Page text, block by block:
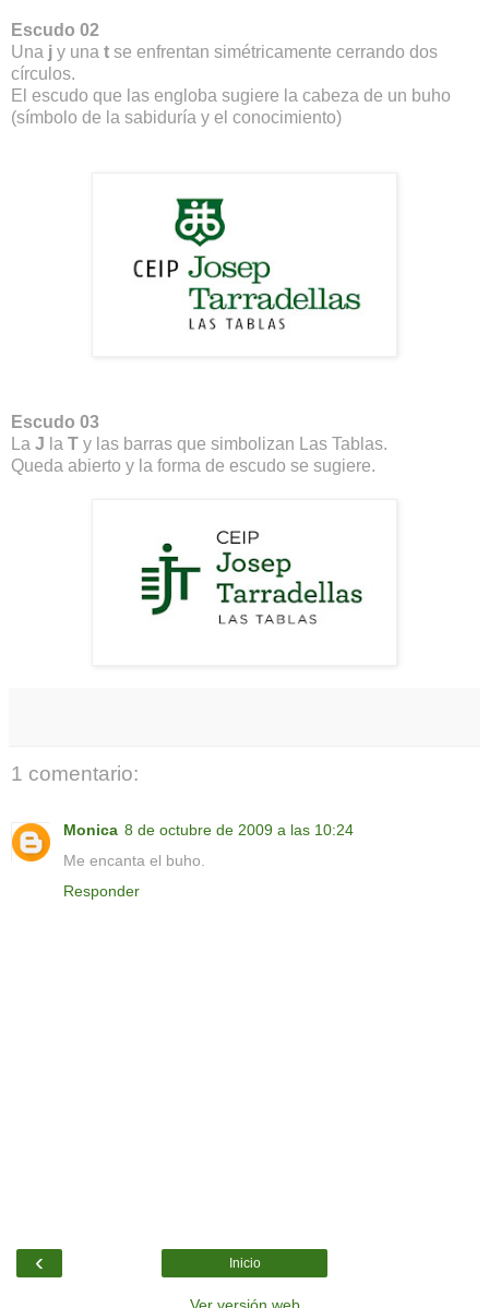
Escudo 02
Una j y una t se enfrentan simétricamente cerrando dos
círculos.
El escudo que las engloba sugiere la cabeza de un buho
(símbolo de la sabiduría y el conocimiento)
Escudo 03
La J la T y las barras que simbolizan Las Tablas.
Queda abierto y la forma de escudo se sugiere.
1 comentario:
Monica 8 de octubre de 2009 a las 10:24
Me encanta el buho.
Responder
‹ Inicio
Ver versión web